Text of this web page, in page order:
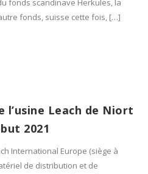
fonds scandinave Herkules, la
fonds, suisse cette fois, […]
Leach de Niort
2021
International Europe (siège à
de distribution et de